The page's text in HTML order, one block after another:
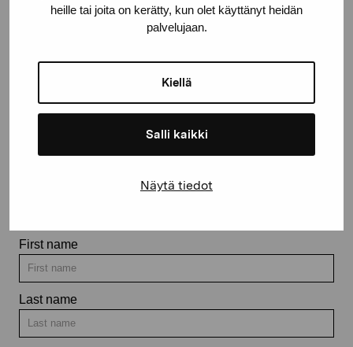
heille tai joita on kerätty, kun olet käyttänyt heidän
palvelujaan.
Kiellä
Salli kaikki
Näytä tiedot
exhibitions and events
First name
Last name